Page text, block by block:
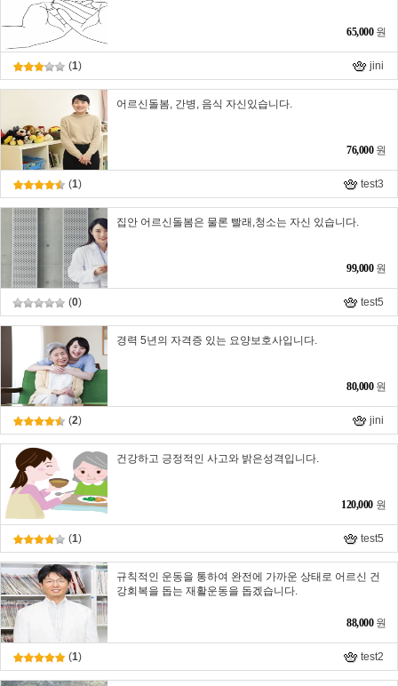
65,000 원
(1) jini
어르신돌봄, 간병, 음식 자신있습니다.
76,000 원
(1) test3
집안 어르신돌봄은 물론 빨래,청소는 자신 있습니다.
99,000 원
(0) test5
경력 5년의 자격증 있는 요양보호사입니다.
80,000 원
(2) jini
건강하고 긍정적인 사고와 밝은성격입니다.
120,000 원
(1) test5
규칙적인 운동을 통하여 완전에 가까운 상태로 어르신 건
강회복을 돕는 재활운동을 돕겠습니다.
88,000 원
(1) test2